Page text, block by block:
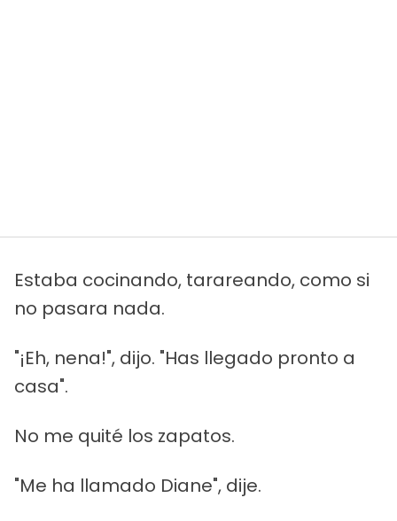
Estaba cocinando, tarareando, como si
no pasara nada.
"¡Eh, nena!", dijo. "Has llegado pronto a
casa".
No me quité los zapatos.
"Me ha llamado Diane", dije.